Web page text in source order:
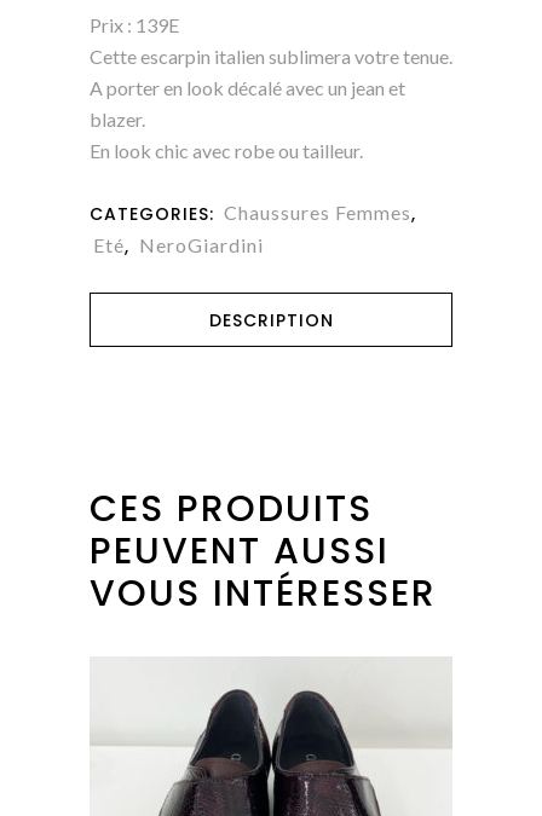
Prix : 139E
Cette escarpin italien sublimera votre tenue.
A porter en look décalé avec un jean et
blazer.
En look chic avec robe ou tailleur.
CATEGORIES: Chaussures Femmes,
Eté, NeroGiardini
DESCRIPTION
CES PRODUITS
PEUVENT AUSSI
VOUS INTÉRESSER